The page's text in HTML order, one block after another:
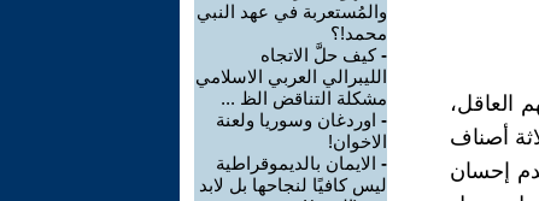
العاقل،
في هذا العام 2024 - أضيف ثلاثة أصناف
إحسان
والمُستعربة في عهد النبي
محمد!؟
-كيف حلَّ الاتجاه
الليبرالي العربي الاسلامي
مشكلة التناقض الظ ...
- اوردغان وسوريا ولعنة
الاخوان!
- الايمان بالديموقراطية
ليس كافيًا لنجاحها بل لابد